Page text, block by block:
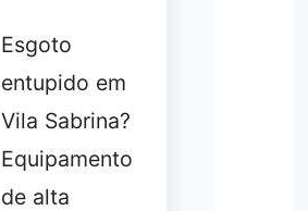
Esgoto
entupido em
Vila Sabrina?
Equipamento
de alta